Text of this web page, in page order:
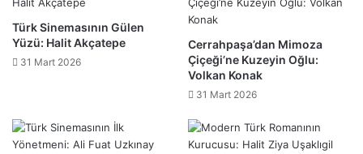
Türk Sinemasının Gülen
Yüzü: Halit Akçatepe
31 Mart 2026
Cerrahpaşa’dan Mimoza
Çiçeği’ne Kuzeyin Oğlu:
Volkan Konak
31 Mart 2026